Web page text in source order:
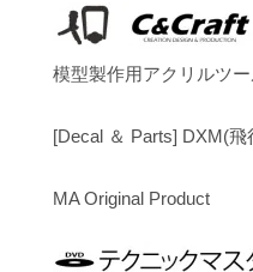
模型製作用アクリルツ
[Decal ＆ Parts] DXM(飛
MA Original Product